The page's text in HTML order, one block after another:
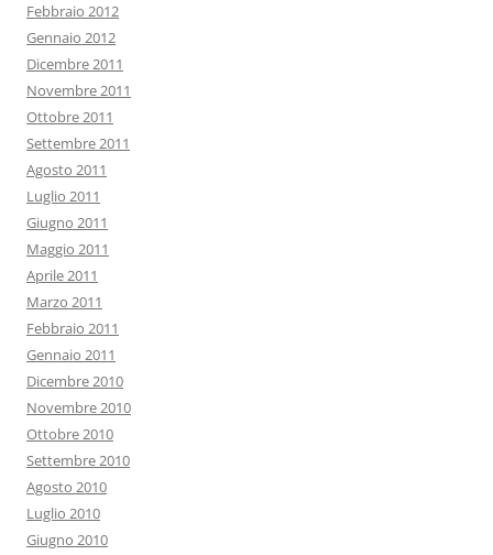
Febbraio 2012
Gennaio 2012
Dicembre 2011
Novembre 2011
Ottobre 2011
Settembre 2011
Agosto 2011
Luglio 2011
Giugno 2011
Maggio 2011
Aprile 2011
Marzo 2011
Febbraio 2011
Gennaio 2011
Dicembre 2010
Novembre 2010
Ottobre 2010
Settembre 2010
Agosto 2010
Luglio 2010
Giugno 2010